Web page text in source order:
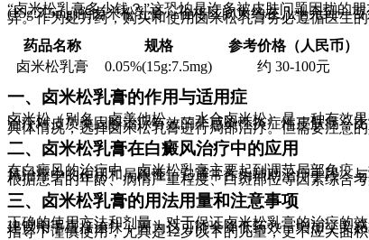
“卤米松乳膏多少钱？”这恐怕是许多被皮肤问题困扰的
(15g:7.5mg)的卤米松乳膏，价格区间大约在几十元到一
异。作为处方药，购买和使用卤米松乳膏务必遵循医生
药品名称
规格
参考价格（人民币）
卤米松乳膏
0.05%(15g:7.5mg) 约 30-100元
一、卤米松乳膏的作用与适用症
卤米松（别名：卤美他松，一水合卤米松）是一种有效
治疗对皮质类固醇治疗有效的非感染性炎症性皮肤病，
具体情况，选择卤米松乳膏进行局部治疗。但需要注意
二、卤米松乳膏在白癜风治疗中的应用
在白癜风的治疗中，卤米松乳膏主要起到调节局部免疫
风治疗中的作用和局限性。它通常作为辅助治疗手段，
根据患者的年龄、病情严重程度、白斑部位等因素综合
三、卤米松乳膏的用法用量和注意事项
正确的使用方法和剂量，对于保证卤米松乳膏的治疗的
建议用手直接涂抹，因为这可能会降低药效，增加交叉
指导下谨慎使用，尤其是12岁以下的儿童，更不应大面